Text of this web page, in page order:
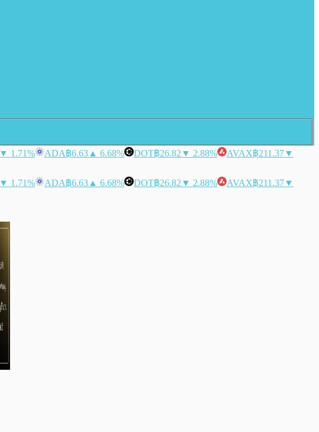
▼ 1.71% ADA฿6.63 ▲ 6.68% DOT฿26.82 ▼ 2.88% AVAX฿211.37▼
▼ 1.71% ADA฿6.63 ▲ 6.68% DOT฿26.82 ▼ 2.88% AVAX฿211.37▼